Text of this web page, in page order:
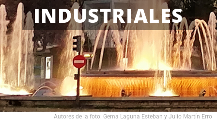
INDUSTRIALES
Autores de la foto: Gema Laguna Esteban y Julio Martín Erro